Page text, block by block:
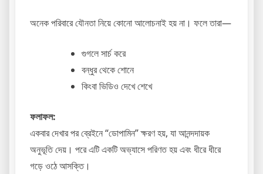
অনেক পরিবারে যৌনতা নিয়ে কোনো আলোচনাই হয় না। ফলে তারা—
গুগলে সার্চ করে
বন্ধুর থেকে শোনে
কিংবা ভিডিও দেখে শেখে
ফলাফল:
একবার দেখার পর ব্রেইনে “ডোপামিন” ক্ষরণ হয়, যা আনন্দদায়ক
অনুভূতি দেয়। পরে এটি একটি অভ্যাসে পরিণত হয় এবং ধীরে ধীরে
গড়ে ওঠে আসক্তি।